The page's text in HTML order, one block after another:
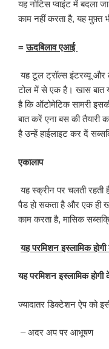
यह नोटिस प्वाइंट में बदला
काम नहीं करता है, यह मुफ़्त
=ऊदबिलाव एआई
यह टूल ट्रॉल्स इंटरव्यू और
टोल में से एक है। खास बात
है कि ऑटोमेटिक सामरी
बात करें एना बस की
है उन्हें हाईलाइट कर दें
एकालाप​
यह स्क्रीन पर चलती रहती
पैड हो सकता है और एक ही
काम करता है, मासिक
यह परमिशन इस्लामिक
यह परमिशन इस्लामिक होगी
ज्यादातर डिक्टेशन ऐप को
– अदर अप पर आभूषण